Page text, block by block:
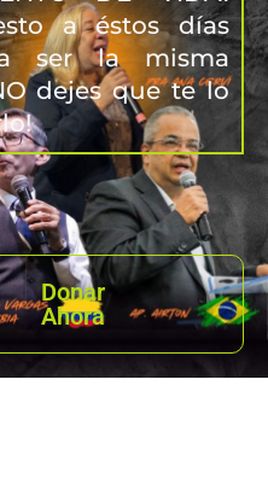
a éstos días
a ser la misma
dejes que te lo
Donar
Ahora